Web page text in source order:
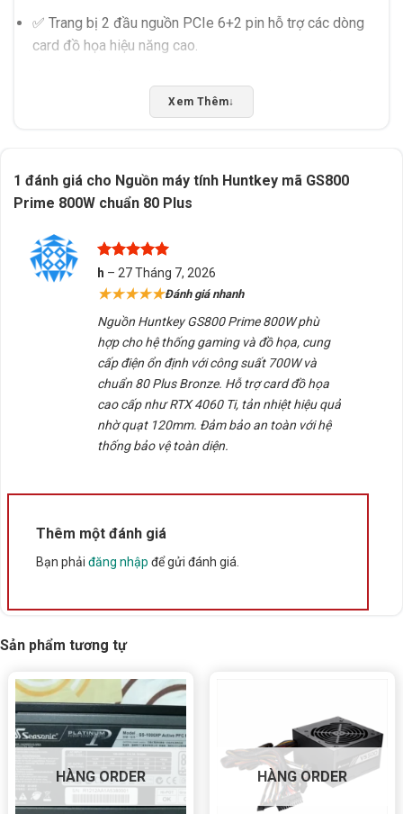
✅ Trang bị 2 đầu nguồn PCIe 6+2 pin hỗ trợ các dòng
card đồ họa hiệu năng cao.
tính thẩm mỹ cho hệ thống.
Nguồn máy tính Huntkey mã GS800
Bảng Thông Số Kỹ Thuật Nguồn máy
tính Huntkey mã GS800
THÔNG SỐ CHI TIẾT
PRIME
Công suất định
mức
700W
Công suất cực đại
800W
Kiến trúc nguồn
LLC + DC-to-DC
Quạt làm mát
120mm Hydraulic Bearing Fan
Đường +12V
55A
Mainboard
1 x 20+4 Pin
CPU
2 x 4+4 Pin
Xem Thêm↓
1 đánh giá cho Nguồn máy tính Huntkey mã GS800
Prime 800W chuẩn 80 Plus
Được xếp
hạng5
5
sao
h – 27 Tháng 7, 2026
★★★★★Đánh giá nhanh
Nguồn Huntkey GS800 Prime 800W phù
hợp cho hệ thống gaming và đồ họa, cung
cấp điện ổn định với công suất 700W và
chuẩn 80 Plus Bronze. Hỗ trợ card đồ họa
cao cấp như RTX 4060 Ti, tản nhiệt hiệu quả
nhờ quạt 120mm. Đảm bảo an toàn với hệ
thống bảo vệ toàn diện.
Thêm một đánh giá
Bạn phải đăng nhập để gửi đánh giá.
Sản phẩm tương tự
HÀNG ORDER HÀNG ORDER